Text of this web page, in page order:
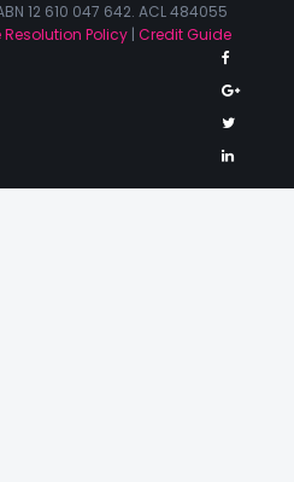
12 610 047 642. ACL 484055
Resolution Policy | Credit Guide